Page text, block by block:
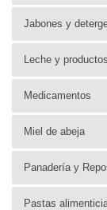
Jabones y
Leche y
Medicamentos
Miel de abeja
Panadería y
Pastas